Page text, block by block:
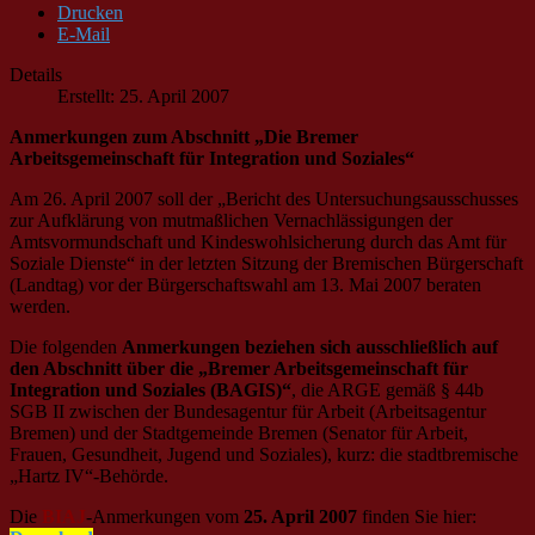
Drucken
E-Mail
Details
Erstellt: 25. April 2007
Anmerkungen zum Abschnitt „Die Bremer
Arbeitsgemeinschaft für Integration und Soziales“
Am 26. April 2007 soll der „Bericht des Untersuchungsausschusses
zur Aufklärung von mutmaßlichen Vernachlässigungen der
Amtsvormundschaft und Kindeswohlsicherung durch das Amt für
Soziale Dienste“ in der letzten Sitzung der Bremischen Bürgerschaft
(Landtag) vor der Bürgerschaftswahl am 13. Mai 2007 beraten
werden.
Die folgenden Anmerkungen beziehen sich ausschließlich auf
den Abschnitt über die „Bremer Arbeitsgemeinschaft für
Integration und Soziales (BAGIS)“, die ARGE gemäß § 44b
SGB II zwischen der Bundesagentur für Arbeit (Arbeitsagentur
Bremen) und der Stadtgemeinde Bremen (Senator für Arbeit,
Frauen, Gesundheit, Jugend und Soziales), kurz: die stadtbremische
„Hartz IV“-Behörde.
Die BIAJ-Anmerkungen vom 25. April 2007 finden Sie hier: